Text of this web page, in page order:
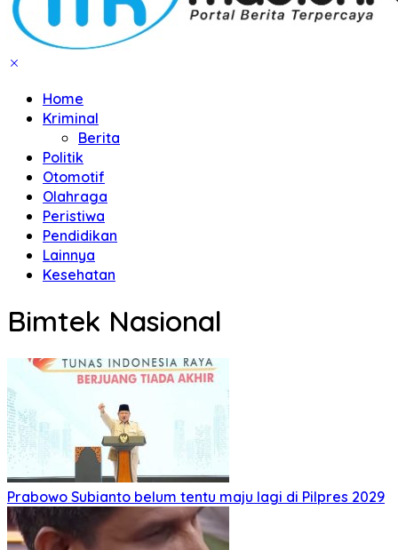
Home
Kriminal
Berita
Politik
Otomotif
Olahraga
Peristiwa
Pendidikan
Lainnya
Kesehatan
Bimtek Nasional
Prabowo Subianto belum tentu maju lagi di Pilpres 2029